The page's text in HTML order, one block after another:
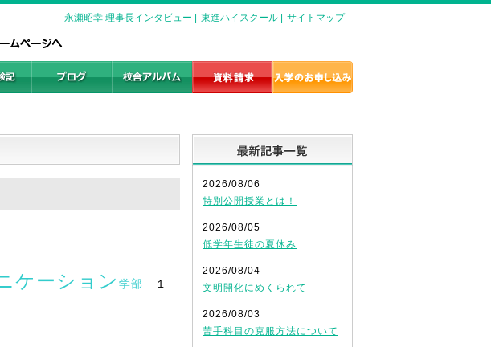
永瀬昭幸 理事長インタビュー 東進ハイスクール サイトマップ
ケーション 学部
１
2026/08/06
特別公開授業とは！
2026/08/05
低学年生徒の夏休み
2026/08/04
文明開化にめくられて
2026/08/03
苦手科目の克服方法について